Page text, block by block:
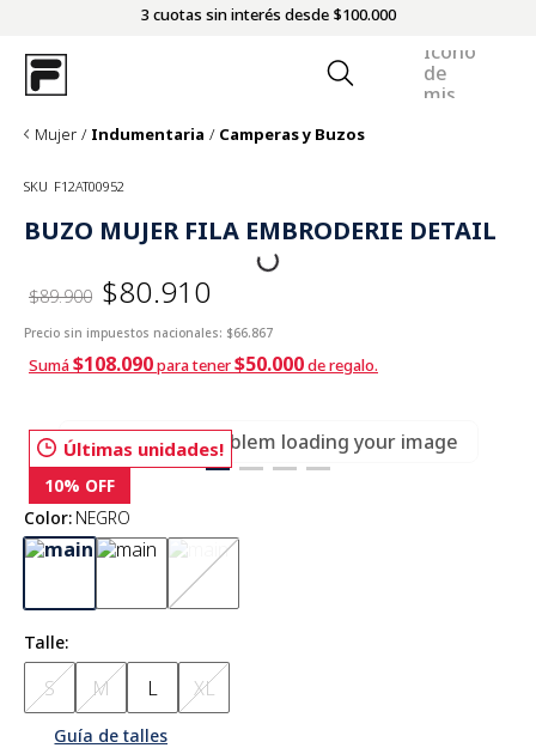
3 cuotas sin interés desde $100.000
Mujer Indumentaria Camperas y Buzos
SKU F12AT00952
BUZO MUJER FILA EMBRODERIE DETAIL
$89.900 $80.910
Precio sin impuestos nacionales: $66.867
Sumá$108.090para tener$50.000de regalo.
Últimas unidades!
10% OFF
There was a problem loading your image
Color: NEGRO
Talle
L
M
S XL
Guía de talles